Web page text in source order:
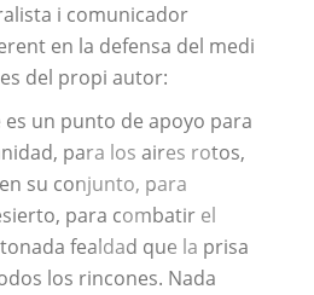
i comunicador
en la defensa del medi
del propi autor:
es un punto de apoyo para
para los aires rotos,
su conjunto, para
para combatir el
fealdad que la prisa
los rincones. Nada